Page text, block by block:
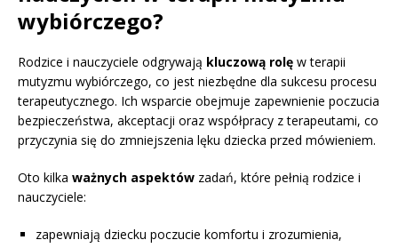
wybiórczego?
Rodzice i nauczyciele odgrywają kluczową rolę w terapii
mutyzmu wybiórczego, co jest niezbędne dla sukcesu procesu
terapeutycznego. Ich wsparcie obejmuje zapewnienie poczucia
bezpieczeństwa, akceptacji oraz współpracy z terapeutami, co
przyczynia się do zmniejszenia lęku dziecka przed mówieniem.
Oto kilka ważnych aspektów zadań, które pełnią rodzice i
nauczyciele:
zapewniają dziecku poczucie komfortu i zrozumienia,